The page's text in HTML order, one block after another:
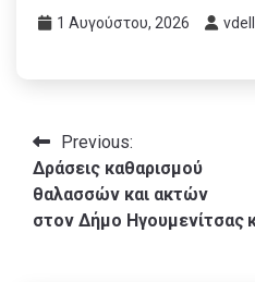
1 Αυγούστου, 2026
Πλοήγηση
άρθρων
Previous:
Δράσεις καθαρισμού
θαλασσών και ακτών
στον Δήμο Ηγουμενίτσας